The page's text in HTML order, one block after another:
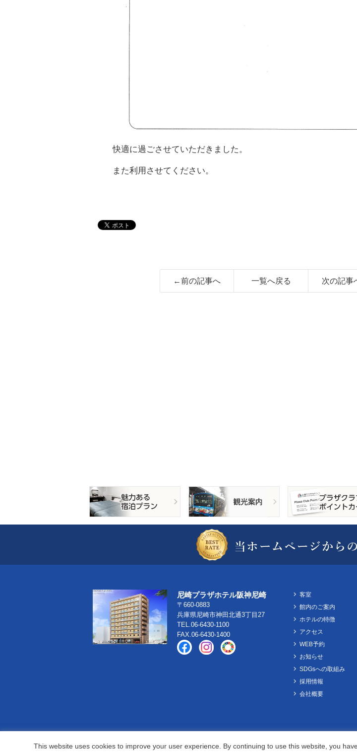
Check
快適に過ごさせていただきました。
また利用させてください。
←前の記事へ 一覧へ戻る 次の記事
尼崎プラザホテル阪神尼崎
〒660-0883
兵庫県尼崎市神田北通3丁目27
TEL.06-6430-1100
FAX.06-6430-1400
客室
館内のご案内
ホテルの特徴
アクセス
WEB予約
お知らせ
SDGsへの取組み
採用情報
会社概要
This website uses cookies to improve your user experience. By continuing to use this website, you